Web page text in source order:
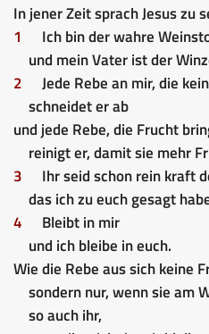
In jener Zeit sprach Jesus zu
1
Ich bin der wahre
und mein Vater ist der
2
Jede Rebe an mir, die
schneidet er ab
und jede Rebe, die Frucht
reinigt er, damit sie mehr
3
Ihr seid schon rein kraft
das ich zu euch gesagt
4
Bleibt in mir
und ich bleibe in euch.
Wie die Rebe aus sich keine
sondern nur, wenn sie am
so auch ihr,